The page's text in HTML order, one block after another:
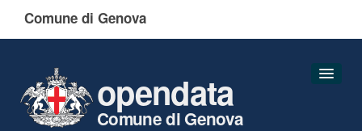
Comune di Genova
opendata
Comune di Genova